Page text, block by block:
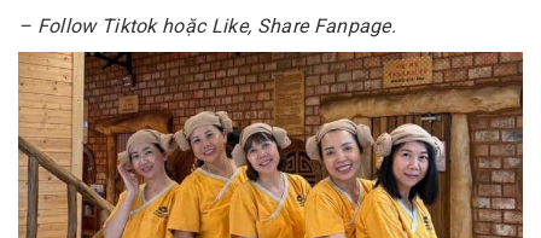
– Follow Tiktok hoặc Like, Share Fanpage.